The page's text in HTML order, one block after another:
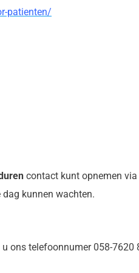
patienten/
contact kunt opnemen via
kunnen wachten.
ons telefoonnumer 058-7620